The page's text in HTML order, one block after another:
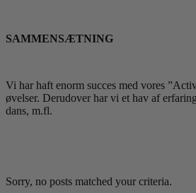
SAMMENSÆTNING
Vi har haft enorm succes med vores
øvelser. Derudover har vi et hav af
dans, m.fl.
Sorry, no posts matched your criteria.